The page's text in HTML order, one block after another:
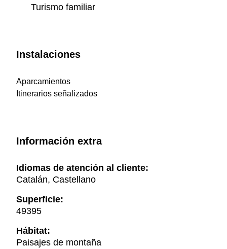
Turismo familiar
Instalaciones
Aparcamientos
Itinerarios señalizados
Información extra
Idiomas de atención al cliente:
Catalán, Castellano
Superficie:
49395
Hábitat:
Paisajes de montaña